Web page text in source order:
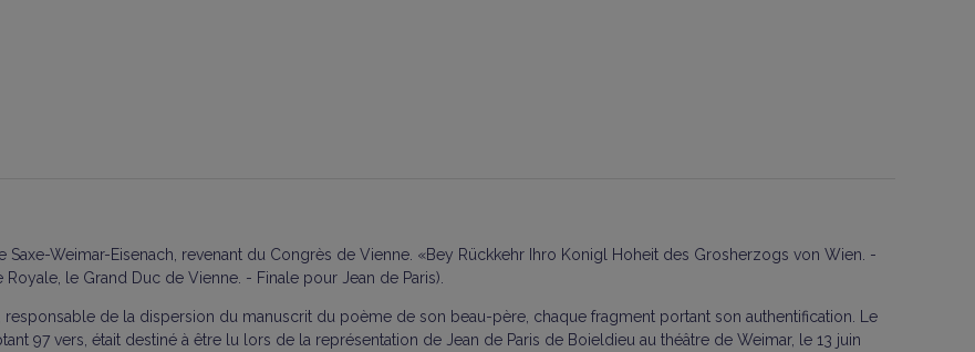
Saxe-Weimar-Eisenach, revenant du Congrès de Vienne. «Bey Rückkehr Ihro Konigl Hoheit des Grosherzogs von Wien. -
le Grand Duc de Vienne. - Finale pour Jean de Paris).
de la dispersion du manuscrit du poème de son beau-père, chaque fragment portant son authentification. Le
97 vers, était destiné à être lu lors de la représentation de Jean de Paris de Boieldieu au théâtre de Weimar, le 13 juin